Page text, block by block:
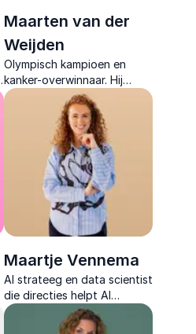
Maarten van der
Weijden
Olympisch kampioen en
kanker-overwinnaar. Hij
inspireert met zijn verhaal
over veerkracht,
doorzettingsvermogen en
het bereiken van het
onmogelijke.
Maartje Vennema
AI strateeg en data scientist
die directies helpt AI
investeringen te beoordelen
op rendement,